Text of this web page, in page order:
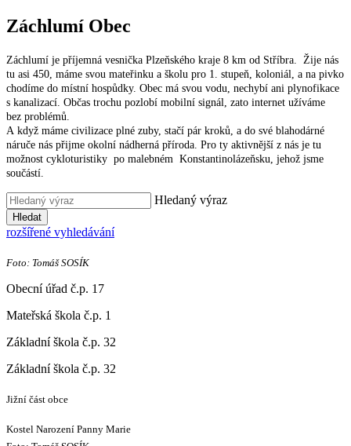
Záchlumí Obec
Záchlumí je příjemná vesnička Plzeňského kraje 8 km od Stříbra. Žije nás
tu asi 450, máme svou mateřinku a školu pro 1. stupeň, koloniál, a na pivko
chodíme do místní hospůdky. Obec má svou vodu, nechybí ani plynofikace
s kanalizací. Občas trochu pozlobí mobilní signál, zato internet užíváme
bez problémů.
A když máme civilizace plné zuby, stačí pár kroků, a do své blahodárné
náruče nás přijme okolní nádherná příroda. Pro ty aktivnější z nás je tu
možnost cykloturistiky po malebném Konstantinolázeňsku, jehož jsme
součástí.
Hledaný výraz
Hledat
rozšířené vyhledávání
Foto: Tomáš SOSÍK
Obecní úřad č.p. 17
Mateřská škola č.p. 1
Základní škola č.p. 32
Základní škola č.p. 32
Jižní část obce
Kostel Narození Panny Marie